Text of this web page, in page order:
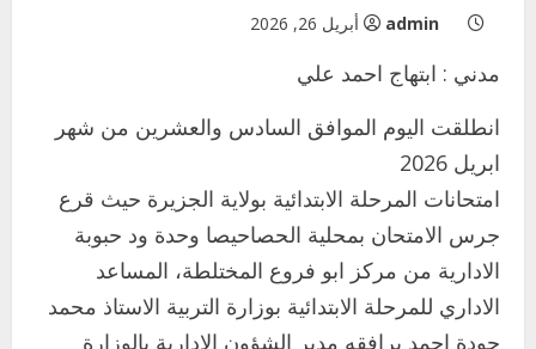
admin أبريل 26, 2026
مدني : ابتهاج احمد علي
انطلقت اليوم الموافق السادس والعشرين من شهر
ابريل 2026
امتحانات المرحلة الابتدائية بولاية الجزيرة حيث قرع
جرس الامتحان بمحلية الحصاحيصا وحدة ود حبوبة
الادارية من مركز ابو فروع المختلطة، المساعد
الاداري للمرحلة الابتدائية بوزارة التربية الاستاذ محمد
جودة احمد يرافقه مدير الشؤون الادارية بالوزارة